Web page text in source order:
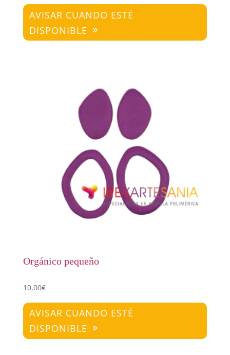
AVISAR CUANDO ESTÉ
DISPONIBLE
Orgánico pequeño
10,00€
AVISAR CUANDO ESTÉ
DISPONIBLE